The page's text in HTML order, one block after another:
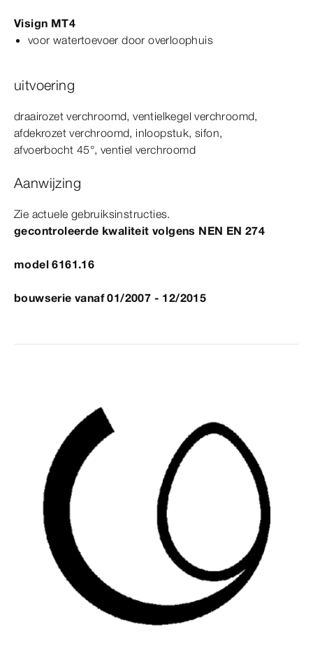
Visign MT4
voor watertoevoer door overloophuis
uitvoering
draairozet verchroomd, ventielkegel verchroomd,
afdekrozet verchroomd, inloopstuk, sifon,
afvoerbocht 45°, ventiel verchroomd
Aanwijzing
Zie actuele gebruiksinstructies.
gecontroleerde kwaliteit volgens NEN EN 274
model 6161.16
bouwserie vanaf 01/2007 - 12/2015